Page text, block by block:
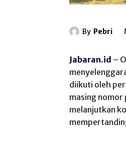
By Pebri
Jabaran.id –
diikuti oleh
masing nomor
melanjutkan